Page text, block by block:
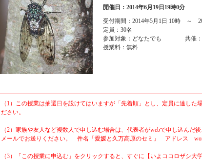
開催日：2014年6月19日19時0分
受付期間：2014年5月1日 10時 ～
定員：30名
参加対象：どなたでも 共催：
授業料：無料
（1）この授業は抽選日を設けてはいますが「先着順」とし、定員に達し
ださい。
（2）家族や友人など複数人で申し込む場合は、代表者がwebで申し込ん
メールでお送りください。 件名「愛媛と久万高原のセミ」 アドレス
（3）「この授業に申込む」をクリックすると、すぐに【いよココロザシ